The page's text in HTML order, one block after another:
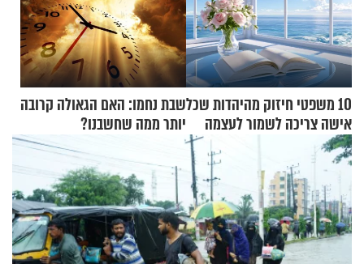
10 משפטי חיזוק מהיהדות שכל
אישה צריכה לשמור לעצמה
שבת נחמו: האם הגאולה קרובה
יותר ממה שחשבנו?